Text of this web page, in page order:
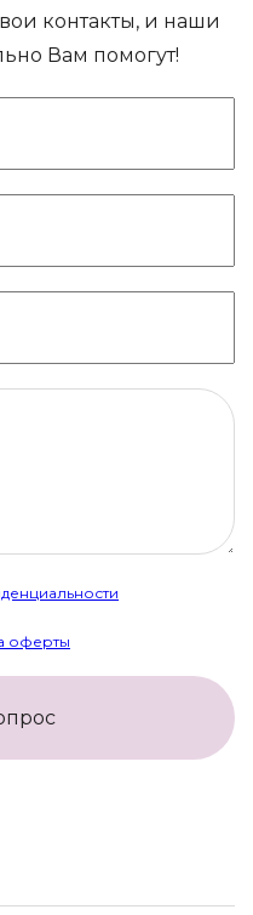
контакты, и наши
Вам помогут!
оферты